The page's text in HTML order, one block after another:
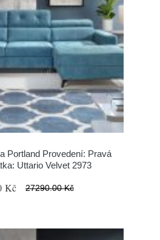
Portland Provedení: Pravá
Uttario Velvet 2973
Kč 27290.00 Kč